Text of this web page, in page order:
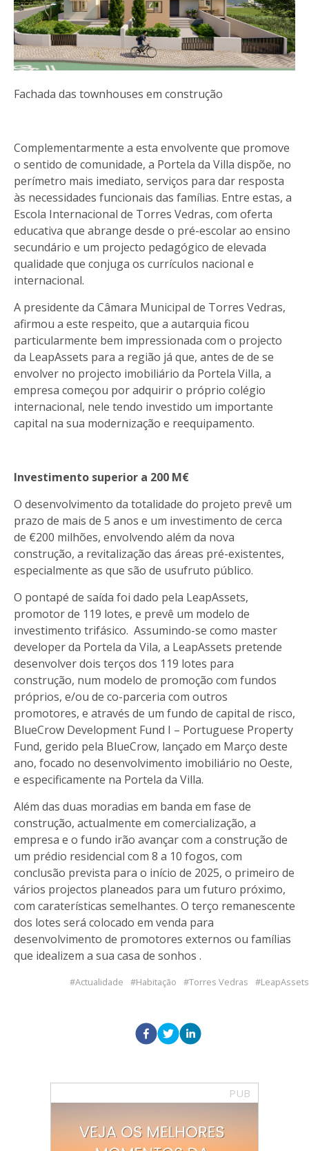
Fachada das townhouses em construção
Complementarmente a esta envolvente que promove
o sentido de comunidade, a Portela da Villa dispõe, no
perímetro mais imediato, serviços para dar resposta
às necessidades funcionais das famílias. Entre estas, a
Escola Internacional de Torres Vedras, com oferta
educativa que abrange desde o pré-escolar ao ensino
secundário e um projecto pedagógico de elevada
qualidade que conjuga os currículos nacional e
internacional.
A presidente da Câmara Municipal de Torres Vedras,
afirmou a este respeito, que a autarquia ficou
particularmente bem impressionada com o projecto
da LeapAssets para a região já que, antes de de se
envolver no projecto imobiliário da Portela Villa, a
empresa começou por adquirir o próprio colégio
internacional, nele tendo investido um importante
capital na sua modernização e reequipamento.
Investimento superior a 200 M€
O desenvolvimento da totalidade do projeto prevê um
prazo de mais de 5 anos e um investimento de cerca
de €200 milhões, envolvendo além da nova
construção, a revitalização das áreas pré-existentes,
especialmente as que são de usufruto público.
O pontapé de saída foi dado pela LeapAssets,
promotor de 119 lotes, e prevê um modelo de
investimento trifásico. Assumindo-se como master
developer da Portela da Vila, a LeapAssets pretende
desenvolver dois terços dos 119 lotes para
construção, num modelo de promoção com fundos
próprios, e/ou de co-parceria com outros
promotores, e através de um fundo de capital de risco,
BlueCrow Development Fund I – Portuguese Property
Fund, gerido pela BlueCrow, lançado em Março deste
ano, focado no desenvolvimento imobiliário no Oeste,
e especificamente na Portela da Villa.
Além das duas moradias em banda em fase de
construção, actualmente em comercialização, a
empresa e o fundo irão avançar com a construção de
um prédio residencial com 8 a 10 fogos, com
conclusão prevista para o início de 2025, o primeiro de
vários projectos planeados para um futuro próximo,
com caraterísticas semelhantes. O terço remanescente
dos lotes será colocado em venda para
desenvolvimento de promotores externos ou famílias
que idealizem a sua casa de sonhos .
Actualidade Habitação Torres Vedras LeapAssets
PUB